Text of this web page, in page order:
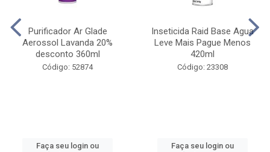
Purificador Ar Glade
Aerossol Lavanda 20%
desconto 360ml
Código: 52874
Faça seu login ou
Inseticida Raid Base Agua
Leve Mais Pague Menos
420ml
Código: 23308
Faça seu login ou